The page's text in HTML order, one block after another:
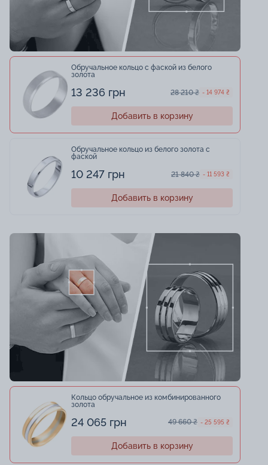
Обручальное кольцо с фаской из белого
золота
13 236 грн 28 210 ₴ - 14 974 ₴
Добавить в корзину
Обручальное кольцо из белого золота с
фаской
10 247 грн 21 840 ₴ - 11 593 ₴
Добавить в корзину
Кольцо обручальное из комбинированного
золота
24 065 грн 49 660 ₴ - 25 595 ₴
Добавить в корзину